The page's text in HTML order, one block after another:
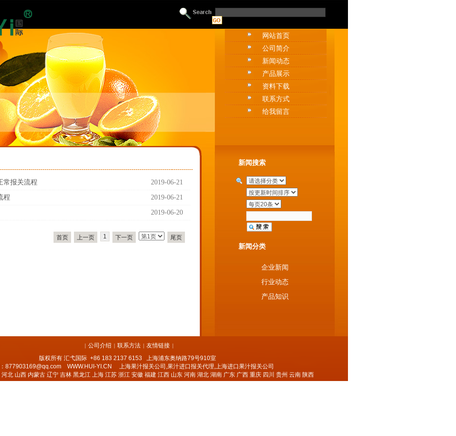
网站首页
公司简介
新闻动态
产品展示
资料下载
联系方式
给我留言
新闻分类
企业新闻
行业动态
产品知识
新闻搜索
常报关流程 2019-06-21
程 2019-06-21
2019-06-20
首页 上一页 1 下一页 尾页
版权所有 汇弋国际 +86 183 2137 6153
上海浦东奥纳路79号910室
877903169@qq.com
WWW.HUI-YI.CN 上海果汁报关公司 ,果汁进口报关代理,上海进口果汁报关公司
河北 山西 内蒙古 辽宁 吉林 黑龙江 上海 江苏 浙江 安徽 福建 江西 山东 河南 湖北 湖南 广东 广西 重庆 四川 贵州 云南 陕西
| 公司介绍 | 联系方法 | 友情链接 |